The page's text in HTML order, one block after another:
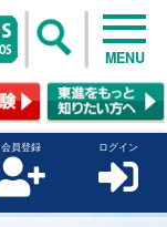
MENU
会員登録 ログイン